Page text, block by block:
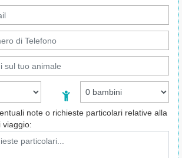
note o richieste particolari relative alla
viaggio: